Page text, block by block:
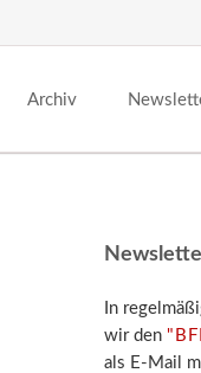
Archiv
In
wir den
als E-Mail